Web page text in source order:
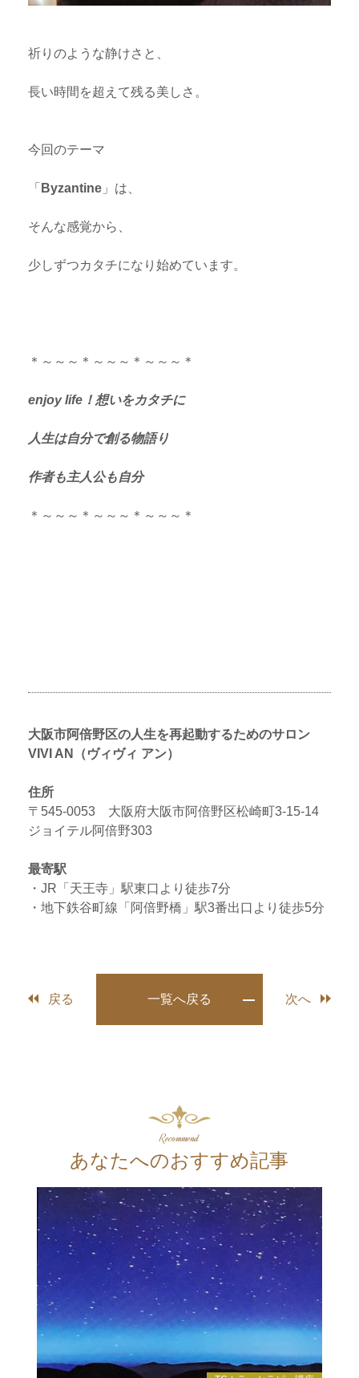
祈りのような静けさと、
長い時間を超えて残る美しさ。
今回のテーマ
「 Byzantine」は、
そんな感覚から、
少しずつカタチになり始めています。
＊～～～＊～～～＊～～～＊
enjoy life！想いをカタチに
人生は自分で創る物語り
作者も主人公も自分
＊～～～＊～～～＊～～～＊
大阪市阿倍野区の人生を再起動するためのサロン
VIVI AN（ヴィヴィ アン）
住所
〒545-0053 大阪府大阪市阿倍野区松崎町3-15-14
ジョイテル阿倍野303
最寄駅
・JR「天王寺」駅東口より徒歩7分
・地下鉄谷町線「阿倍野橋」駅3番出口より徒歩5分
戻る 一覧へ戻る 次へ
Recommend
あなたへのおすすめ記事